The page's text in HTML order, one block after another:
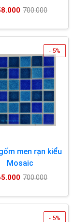
700.000
- 5%
men rạn kiểu
Mosaic
700.000
- 5%